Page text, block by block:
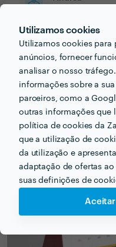
Utilizamos cookies
Utilizamos cookies para
anúncios, fornecer
analisar o nosso
informações sobre a
parceiros, como a
outras informações que
política de cookies da
que a utilização de
da utilização e
adaptação de ofertas ao
suas definições de
Aceitar
19 Fev 2019
Me encantó trabajar
impecable y logró
que funcionó a la
PORTEFÓLIO